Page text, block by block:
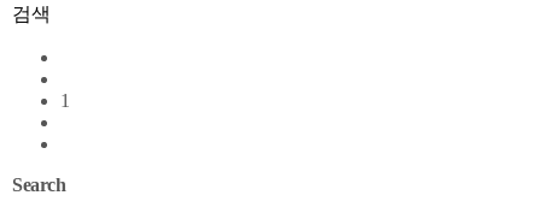
검색
1
Search